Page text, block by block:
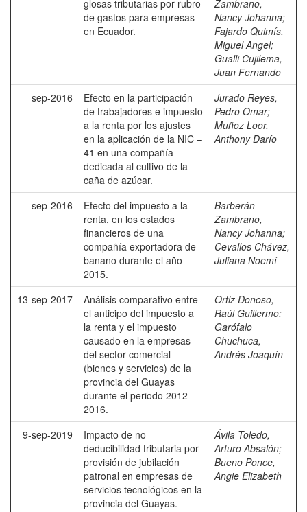
glosas tributarias por rubro
de gastos para empresas
en Ecuador.
Zambrano,
Nancy Johanna;
Fajardo Quimís,
Miguel Angel;
Gualli Cujilema,
Juan Fernando
sep-2016
Efecto en la participación
de trabajadores e impuesto
a la renta por los ajustes
en la aplicación de la NIC –
41 en una compañía
dedicada al cultivo de la
caña de azúcar.
Jurado Reyes,
Pedro Omar;
Muñoz Loor,
Anthony Darío
sep-2016
Efecto del impuesto a la
renta, en los estados
financieros de una
compañía exportadora de
banano durante el año
2015.
Barberán
Zambrano,
Nancy Johanna;
Cevallos Chávez,
Juliana Noemí
13-sep-2017
Análisis comparativo entre
el anticipo del impuesto a
la renta y el impuesto
causado en la empresas
del sector comercial
(bienes y servicios) de la
provincia del Guayas
durante el periodo 2012 -
2016.
Ortiz Donoso,
Raúl Guillermo;
Garófalo
Chuchuca,
Andrés Joaquín
9-sep-2019
Impacto de no
deducibilidad tributaria por
provisión de jubilación
patronal en empresas de
servicios tecnológicos en la
provincia del Guayas.
Ávila Toledo,
Arturo Absalón;
Bueno Ponce,
Angie Elizabeth